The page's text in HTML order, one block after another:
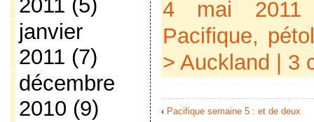
2011 (5)
janvier
2011 (7)
décembre
2010 (9)
4 mai
Pacifique,
> Auckland
3
‹ Pacifique semaine 5 : et de deux